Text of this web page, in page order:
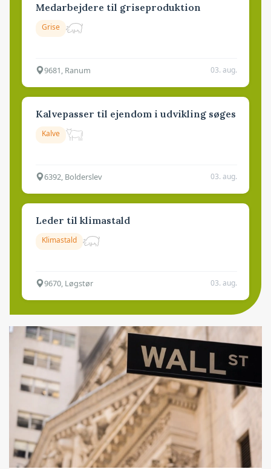
Medarbejdere til griseproduktion
Grise
9681, Ranum 03. aug.
Kalvepasser til ejendom i udvikling søges
Kalve
6392, Bolderslev 03. aug.
Leder til klimastald
Klimastald
9670, Løgstør 03. aug.